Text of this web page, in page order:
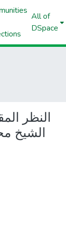
All of
DSpace
النظر
الشيخ